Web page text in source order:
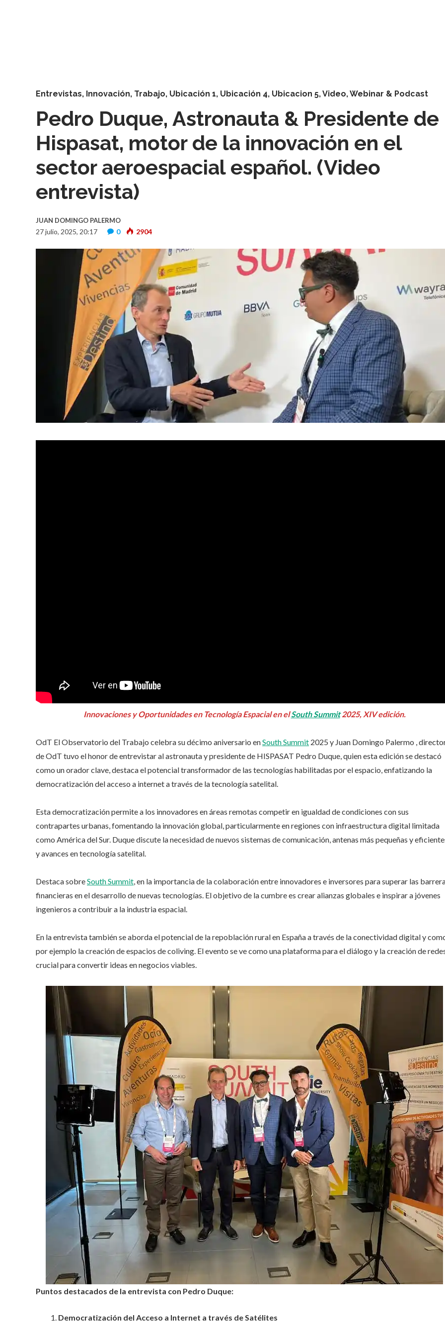
Entrevistas, Innovación, Trabajo, Ubicación 1, Ubicación 4, Ubicacion 5,Video,Webinar & Podcast
Pedro Duque, Astronauta & Presidente de
Hispasat, motor de la innovación en el
sector aeroespacial español. (Video
entrevista)
JUAN DOMINGO PALERMO
27 julio, 2025, 20:17 0 2904
Innovaciones y Oportunidades en Tecnología Espacial en elSouth Summit2025, XIV edición.
OdT El Observatorio del Trabajo celebra su décimo aniversario enSouth Summit 2025 y Juan Domingo Palermo ,
de OdT tuvo el honor de entrevistar al astronauta y presidente de HISPASAT Pedro Duque, quien esta edición se destacó
como un orador clave, destaca el potencial transformador de las tecnologías habilitadas por el espacio, enfatizando la
democratización del acceso a internet a través de la tecnología satelital.
Esta democratización permite a los innovadores en áreas remotas competir en igualdad de condiciones con sus
contrapartes urbanas, fomentando la innovación global, particularmente en regiones con infraestructura digital limitada
como América del Sur. Duque discute la necesidad de nuevos sistemas de comunicación, antenas más pequeñas y
y avances en tecnología satelital.
Destaca sobreSouth Summit , en la importancia de la colaboración entre innovadores e inversores para superar las
financieras en el desarrollo de nuevas tecnologías. El objetivo de la cumbre es crear alianzas globales e inspirar a jóvenes
ingenieros a contribuir a la industria espacial.
En la entrevista también se aborda el potencial de la repoblación rural en España a través de la conectividad digital y
por ejemplo la creación de espacios de coliving. El evento se ve como una plataforma para el diálogo y la creación de
crucial para convertir ideas en negocios viables.
Puntos destacados de la entrevista con Pedro Duque:
Democratización del Acceso a Internet a través de Satélites